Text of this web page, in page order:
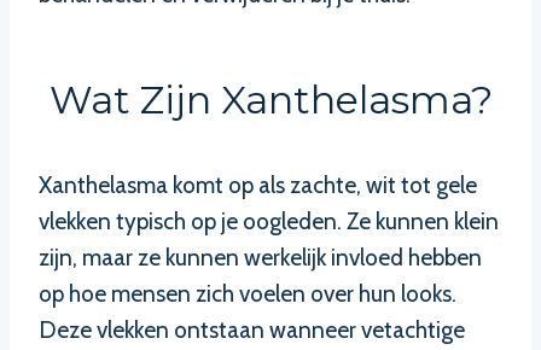
Wat Zijn Xanthelasma?
Xanthelasma komt op als zachte, wit tot gele
vlekken typisch op je oogleden. Ze kunnen klein
zijn, maar ze kunnen werkelijk invloed hebben
op hoe mensen zich voelen over hun looks.
Deze vlekken ontstaan wanneer vetachtige